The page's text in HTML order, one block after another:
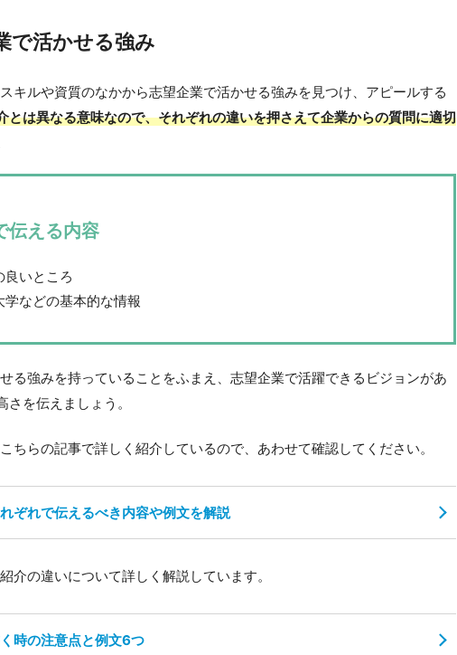
活かせる強み
キルや資質のなかから志望企業で活かせる強みを見つけ、アピールする
とは異なる意味なので、それぞれの違いを押さえて企業からの質問に適切
伝える内容
いところ
などの基本的な情報
る強みを持っていることをふまえ、志望企業で活躍できるビジョンがあ
を伝えましょう。
ちらの記事で詳しく紹介しているので、あわせて確認してください。
ぞれで伝えるべき内容や例文を解説
介の違いについて詳しく解説しています。
時の注意点と例文6つ